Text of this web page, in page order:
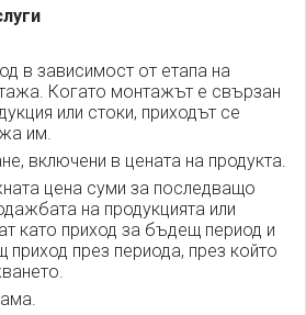
в зависимост от етапа на
Когато монтажът е свързан
или стоки, приходът се
им.
включени в цената на продукта.
цена суми за последващо
на продукцията или
като приход за бъдещ период и
приход през периода, през който